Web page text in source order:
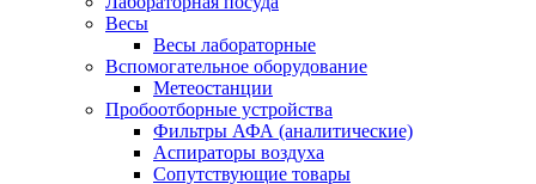
Весы
Весы лабораторные
Вспомогательное оборудование
Метеостанции
Пробоотборные устройства
Фильтры АФА (аналитические)
Аспираторы воздуха
Сопутствующие товары